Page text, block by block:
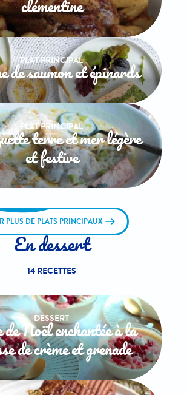
clémentine
PLAT PRINCIPAL
de saumon et épinards
PLAT PRINCIPAL
terre et mer légère
et festive
PLUS DE PLATS PRINCIPAUX
En dessert
14 RECETTES
DESSERT
de Noël enchantée à la
de crème et grenade